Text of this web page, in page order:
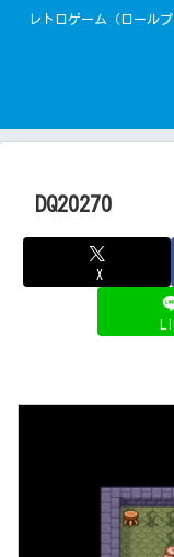
レトロゲーム（ロール
DQ20270
X